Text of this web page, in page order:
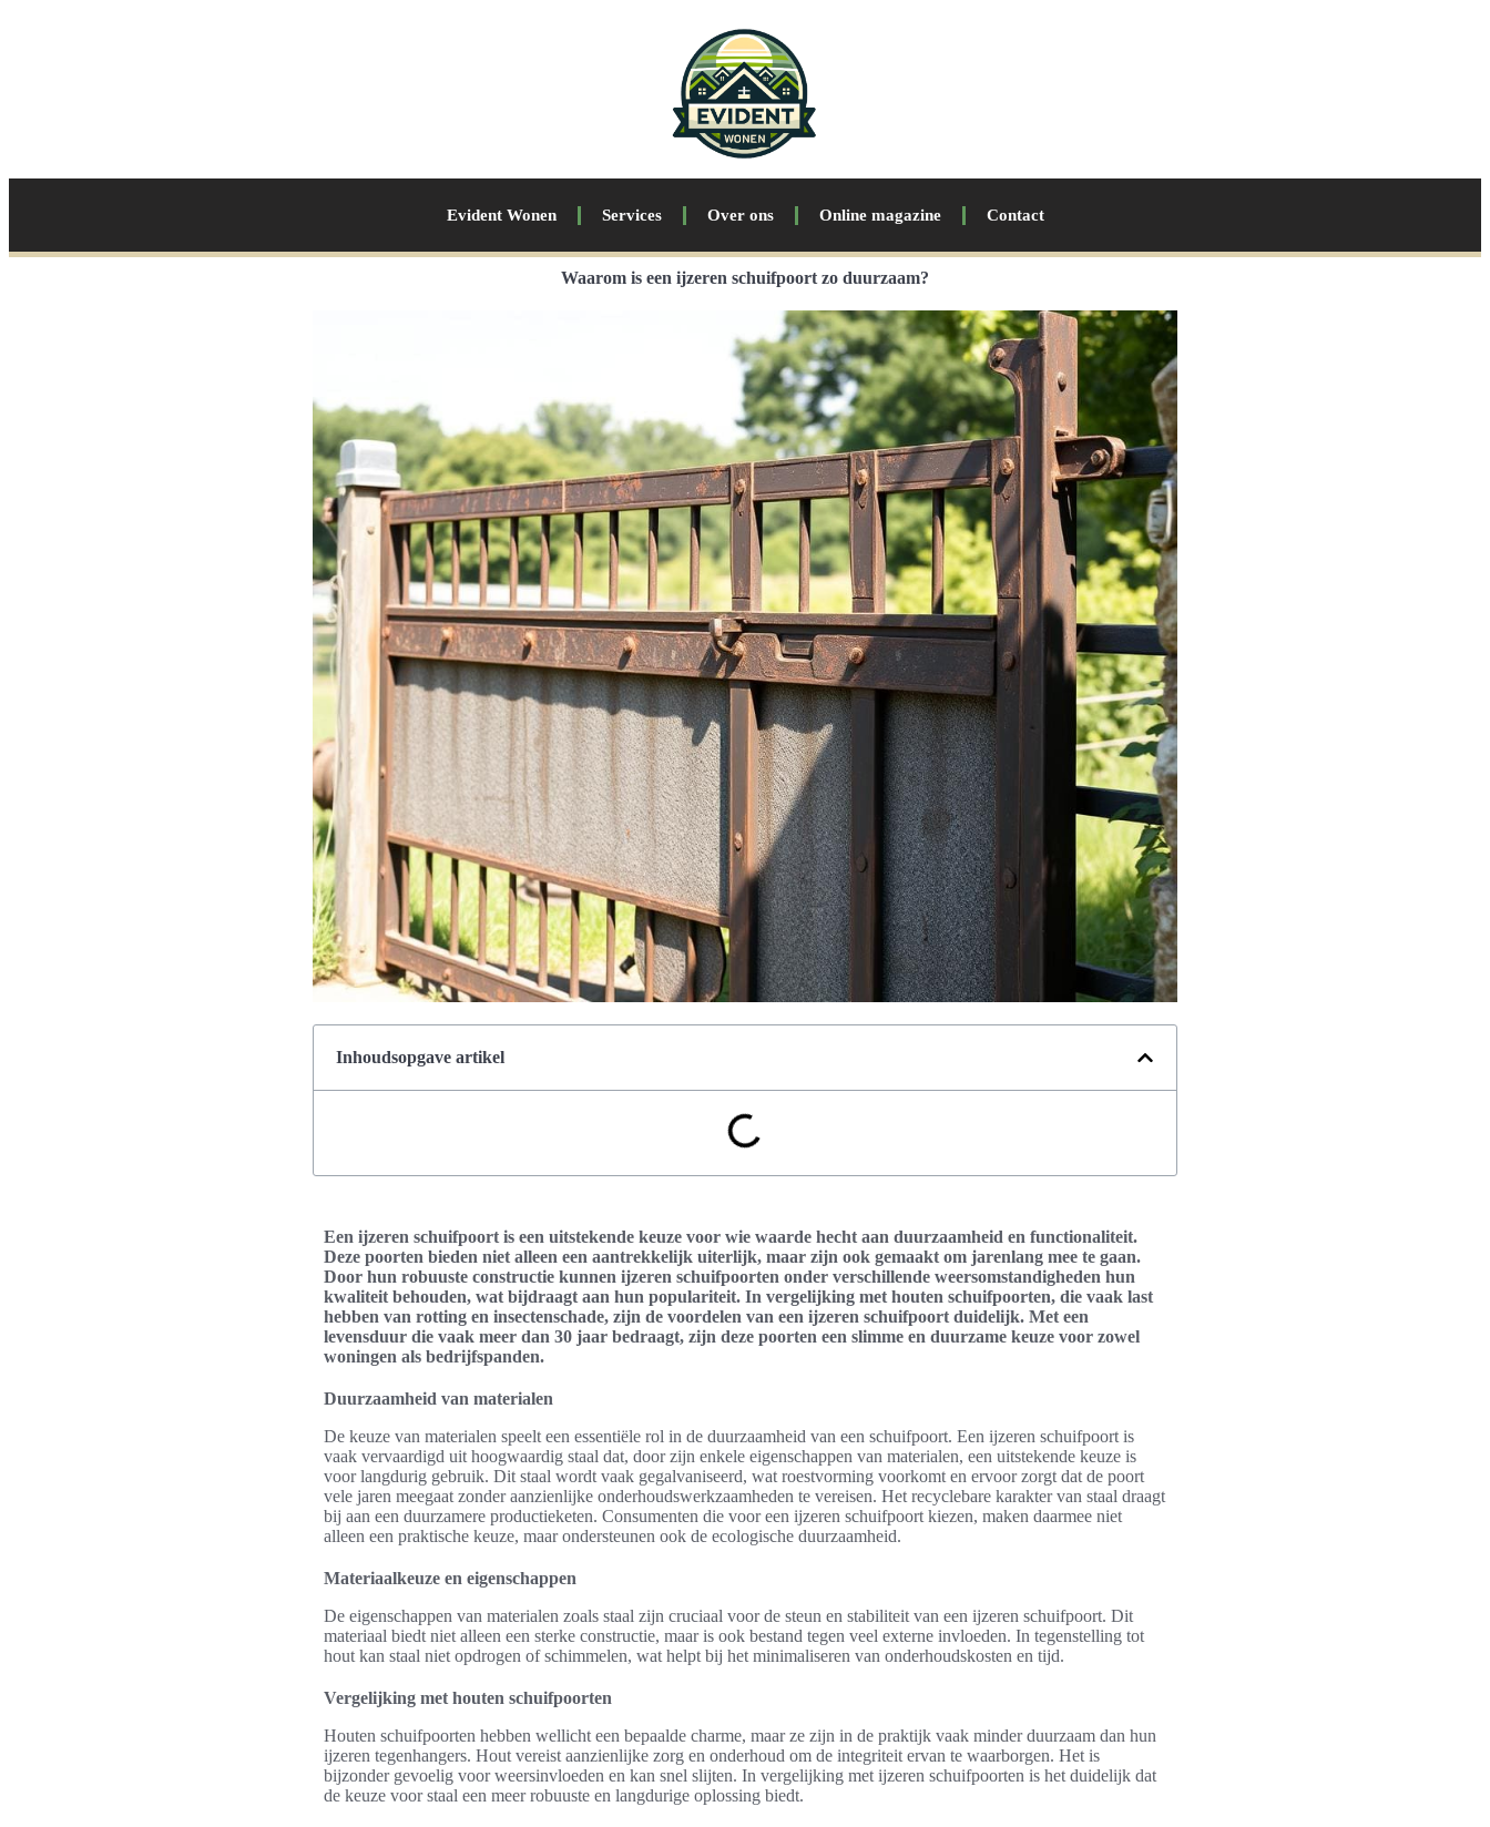
Evident Wonen Services Over ons Online magazine Contact
Waarom is een ijzeren schuifpoort zo duurzaam?
Inhoudsopgave artikel
Een ijzeren schuifpoort is een uitstekende keuze voor wie waarde hecht aan duurzaamheid en functionaliteit.
Deze poorten bieden niet alleen een aantrekkelijk uiterlijk, maar zijn ook gemaakt om jarenlang mee te gaan.
Door hun robuuste constructie kunnen ijzeren schuifpoorten onder verschillende weersomstandigheden hun
kwaliteit behouden, wat bijdraagt aan hun populariteit. In vergelijking met houten schuifpoorten, die vaak last
hebben van rotting en insectenschade, zijn de voordelen van een ijzeren schuifpoort duidelijk. Met een
levensduur die vaak meer dan 30 jaar bedraagt, zijn deze poorten een slimme en duurzame keuze voor zowel
woningen als bedrijfspanden.
Duurzaamheid van materialen
De keuze van materialen speelt een essentiële rol in de duurzaamheid van een schuifpoort. Een ijzeren schuifpoort is
vaak vervaardigd uit hoogwaardig staal dat, door zijn enkele eigenschappen van materialen, een uitstekende keuze is
voor langdurig gebruik. Dit staal wordt vaak gegalvaniseerd, wat roestvorming voorkomt en ervoor zorgt dat de poort
vele jaren meegaat zonder aanzienlijke onderhoudswerkzaamheden te vereisen. Het recyclebare karakter van staal draagt
bij aan een duurzamere productieketen. Consumenten die voor een ijzeren schuifpoort kiezen, maken daarmee niet
alleen een praktische keuze, maar ondersteunen ook de ecologische duurzaamheid.
Materiaalkeuze en eigenschappen
De eigenschappen van materialen zoals staal zijn cruciaal voor de steun en stabiliteit van een ijzeren schuifpoort. Dit
materiaal biedt niet alleen een sterke constructie, maar is ook bestand tegen veel externe invloeden. In tegenstelling tot
hout kan staal niet opdrogen of schimmelen, wat helpt bij het minimaliseren van onderhoudskosten en tijd.
Vergelijking met houten schuifpoorten
Houten schuifpoorten hebben wellicht een bepaalde charme, maar ze zijn in de praktijk vaak minder duurzaam dan hun
ijzeren tegenhangers. Hout vereist aanzienlijke zorg en onderhoud om de integriteit ervan te waarborgen. Het is
bijzonder gevoelig voor weersinvloeden en kan snel slijten. In vergelijking met ijzeren schuifpoorten is het duidelijk dat
de keuze voor staal een meer robuuste en langdurige oplossing biedt.